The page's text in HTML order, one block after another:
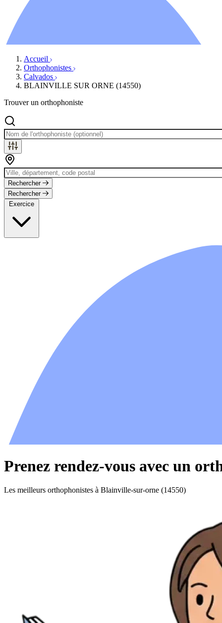
Évènements
Accueil
Orthophonistes
Calvados
BLAINVILLE SUR ORNE (14550)
Trouver un orthophoniste
Rechercher
Rechercher
Exercice
Prenez rendez-vous avec un
Les meilleurs orthophonistes à Blainville-sur-orne (14550)